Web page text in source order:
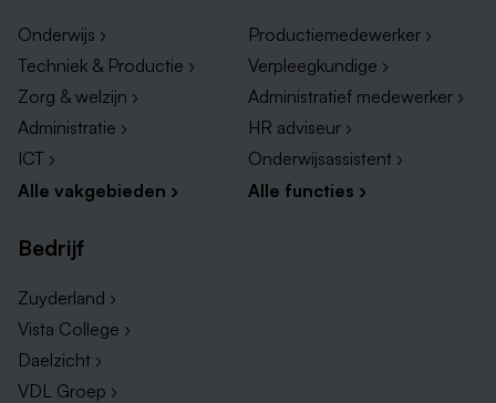
Onderwijs ›
Techniek & Productie ›
Zorg & welzijn ›
Administratie ›
ICT ›
Alle vakgebieden ›
Productiemedewerker ›
Verpleegkundige ›
Administratief medewerker ›
HR adviseur ›
Onderwijsassistent ›
Alle functies ›
Bedrijf
Zuyderland ›
Vista College ›
Daelzicht ›
VDL Groep ›